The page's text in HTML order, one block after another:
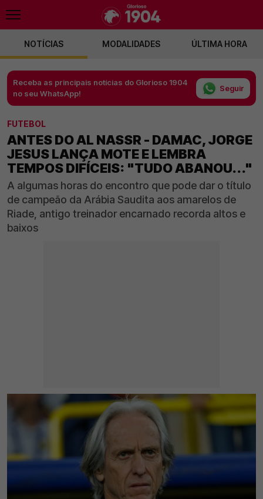
NOTÍCIAS MODALIDADES ÚLTIMA HORA
Receba as principais notícias do Glorioso 1904
no seu WhatsApp!
Seguir
FUTEBOL
ANTES DO AL NASSR - DAMAC, JORGE
JESUS LANÇA MOTE E LEMBRA
TEMPOS DIFÍCEIS: "TUDO ABANOU..."
A algumas horas do encontro que pode dar o título
de campeão da Arábia Saudita aos amarelos de
Riade, antigo treinador encarnado recorda altos e
baixos